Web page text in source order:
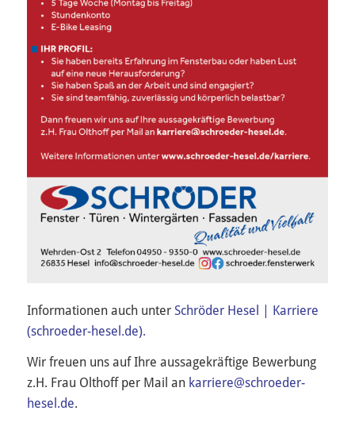
Informationen auch unter Schröder Hesel | Karriere
(schroeder-hesel.de).
Wir freuen uns auf Ihre aussagekräftige Bewerbung
z.H. Frau Olthoff per Mail an karriere@schroeder-
hesel.de.